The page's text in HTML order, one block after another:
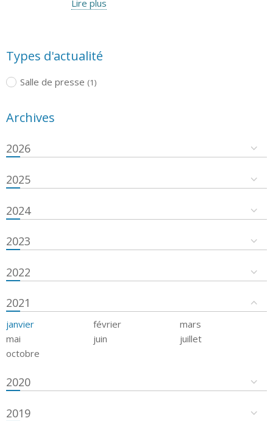
Lire plus
Types d'actualité
Salle de presse (1)
Archives
2026
2025
2024
2023
2022
2021
janvier février
mars
mai
juin
juillet
octobre
2020
2019